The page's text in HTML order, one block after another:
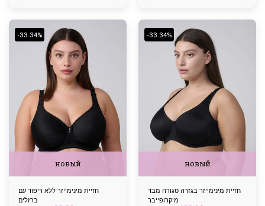
новый
-33.34%
חזיית מינימייזר ללא ריפוד עם
ברזלים
новый
-33.34%
חזיית מינימייזר בגזרה סגורה מבד
מיקרופייבר